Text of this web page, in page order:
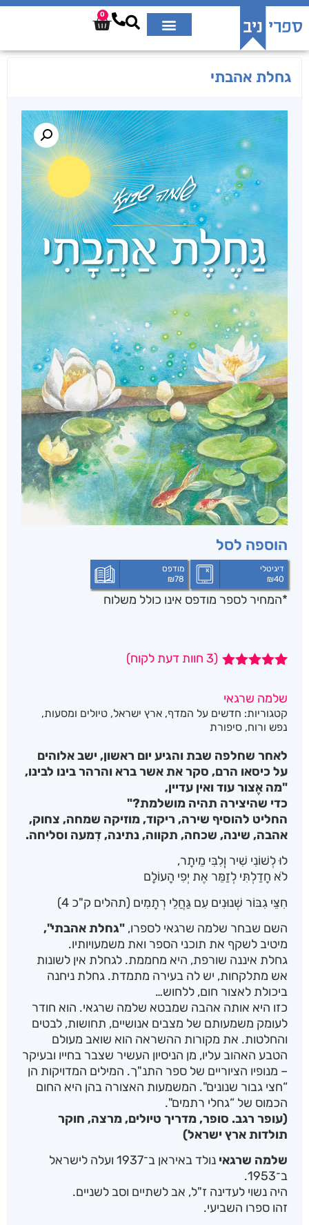
0
גחלת אהבתי
הוספה לסל
דיגיטלי
₪40
מודפס
₪78
*המחיר לספר מודפס אינו כולל משלוח
מבוסס על
דירוגים של
לקוחות
(
3 חוות דעת לקוח)
שלמה שרגאי
קטגוריות: חדשים על המדף, ארץ ישראל, טיולים ומסעות,
נפש ורוח, סיפורת
לאחר שחלפה שבת והגיע יום ראשון, ישב אלוהים
על כיסאו הרם, סקר את אשר ברא והרהר בינו לבינו,
"מה אֶצור עוד ואין עדיין,
כדי שהיצירה תהיה מושלמת?"
החליט להוסיף שירה, ריקוד, מוזיקה שמחה, צחוק,
אהבה, שינה, שכחה, תקווה, נתינה, דִמעה וסליחה.
לוּ לְשׁוֹנִי שִׁיר וְְלִבִּי מֵיתָר,
לֹא חָדַלְתִּּי לְזַמֵּּר אֶת יְפִי הָעוֹלָם
חִצֵּי גִבּוֹר שְׁנוּנִים עִם גַּחֲלֵי רְתָמִים (תהלים ק"כ 4)
השם שבחר שלמה שרגאי לספרו, "גחלת אהבתי",
מיטיב לשקף את תוכני הספר ואת משמעויותיו.
גחלת איננה שורפת, היא מחממת. לגחלת אין לשונות
אש מתלקחות, יש לה בעירה מתמדת. גחלת ניחנה
ביכולת לאצור חום, ללחוש…
כזו היא אותה אהבה שמבטא שלמה שרגאי. הוא חודר
לעומק משמעותם של מצבים אנושיים, תחושות, לבטים
והחלטות. את מקורות ההשראה הוא שואב מעולם
הטבע האהוב עליו, מן הניסיון העשיר שצבר בחייו ובעיקר
– מנופיו הציוריים של ספר התנ"ך. המילים המדויקות הן
“חצי גבור שנונים". המשמעות האצורה בהן היא החום
הכמוס של “גחלי רתמים".
(עופר רגב. סופר, מדריך טיולים, מרצה, חוקר
תולדות ארץ ישראל)
שלמה שרגאי
נולד באיראן ב־1937 ועלה לישראל
ב־1953.
היה נשוי לעדינה ז"ל, אב לשתיים וסב לשניים.
זהו ספרו השביעי.